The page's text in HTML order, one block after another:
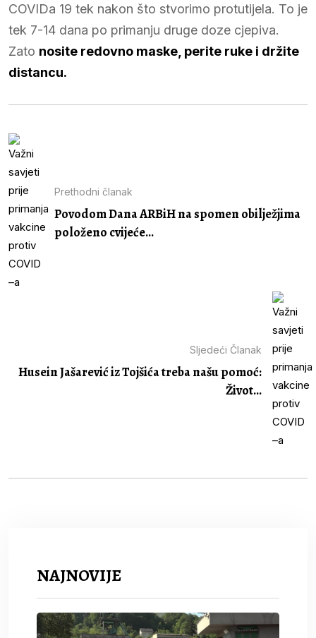
COVIDa 19 tek nakon što stvorimo protutijela. To je
tek 7-14 dana po primanju druge doze cjepiva.
Zato nosite redovno maske, perite ruke i držite
distancu.
Prethodni članak
Povodom Dana ARBiH na spomen obilježjima
položeno cvijeće...
Sljedeći Članak
Husein Jašarević iz Tojšića treba našu pomoć:
Život...
NAJNOVIJE